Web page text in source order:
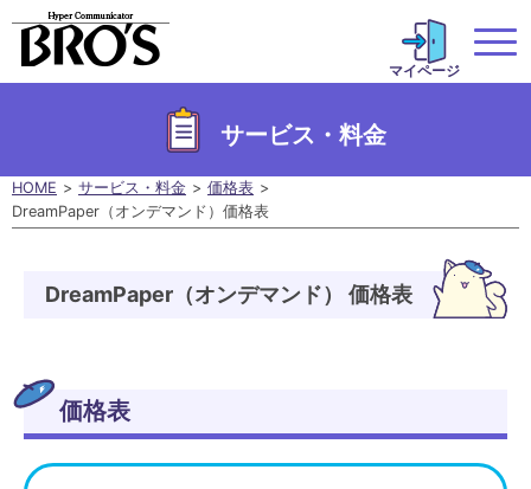
マイページ
サービス・料金
HOME サービス・料金
価格表
DreamPaper（オンデマンド）価格表
DreamPaper（オンデマンド） 価格表
価格表